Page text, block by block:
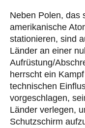
Neben Polen, das
amerikanische
stationieren, sind
Länder an einer
Aufrüstung/
herrscht ein
technischen
vorgeschlagen,
Länder verlegen,
Schutzschirm